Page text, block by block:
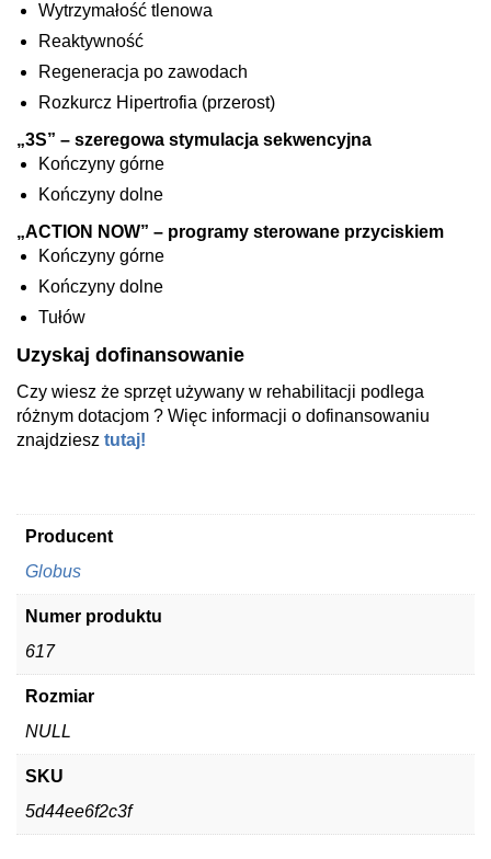
Wytrzymałość tlenowa
Reaktywność
Regeneracja po zawodach
Rozkurcz Hipertrofia (przerost)
„3S” – szeregowa stymulacja sekwencyjna
Kończyny górne
Kończyny dolne
„ACTION NOW” – programy sterowane przyciskiem
Kończyny górne
Kończyny dolne
Tułów
Uzyskaj dofinansowanie
Czy wiesz że sprzęt używany w rehabilitacji podlega
różnym dotacjom ? Więc informacji o dofinansowaniu
znajdziesz tutaj!
Producent
Globus
Numer produktu
617
Rozmiar
NULL
SKU
5d44ee6f2c3f